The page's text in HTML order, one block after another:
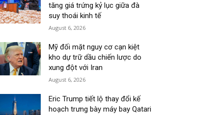
tăng giá trứng kỷ lục giữa đà
suy thoái kinh tế
August 6, 2026
Mỹ đối mặt nguy cơ cạn kiệt
kho dự trữ dầu chiến lược do
xung đột với Iran
August 6, 2026
Eric Trump tiết lộ thay đổi kế
hoạch trưng bày máy bay Qatari